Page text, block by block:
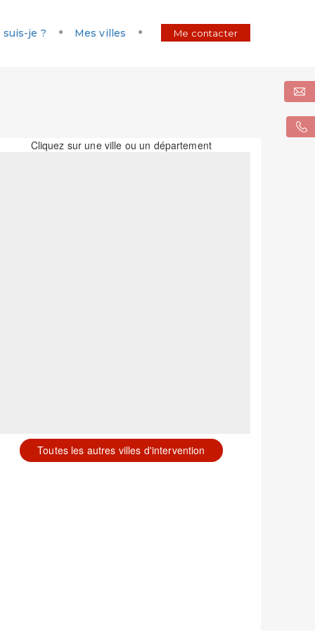
suis-je ? Mes villes Me contacter
Cliquez sur une ville ou un département
Toutes les autres villes d'intervention